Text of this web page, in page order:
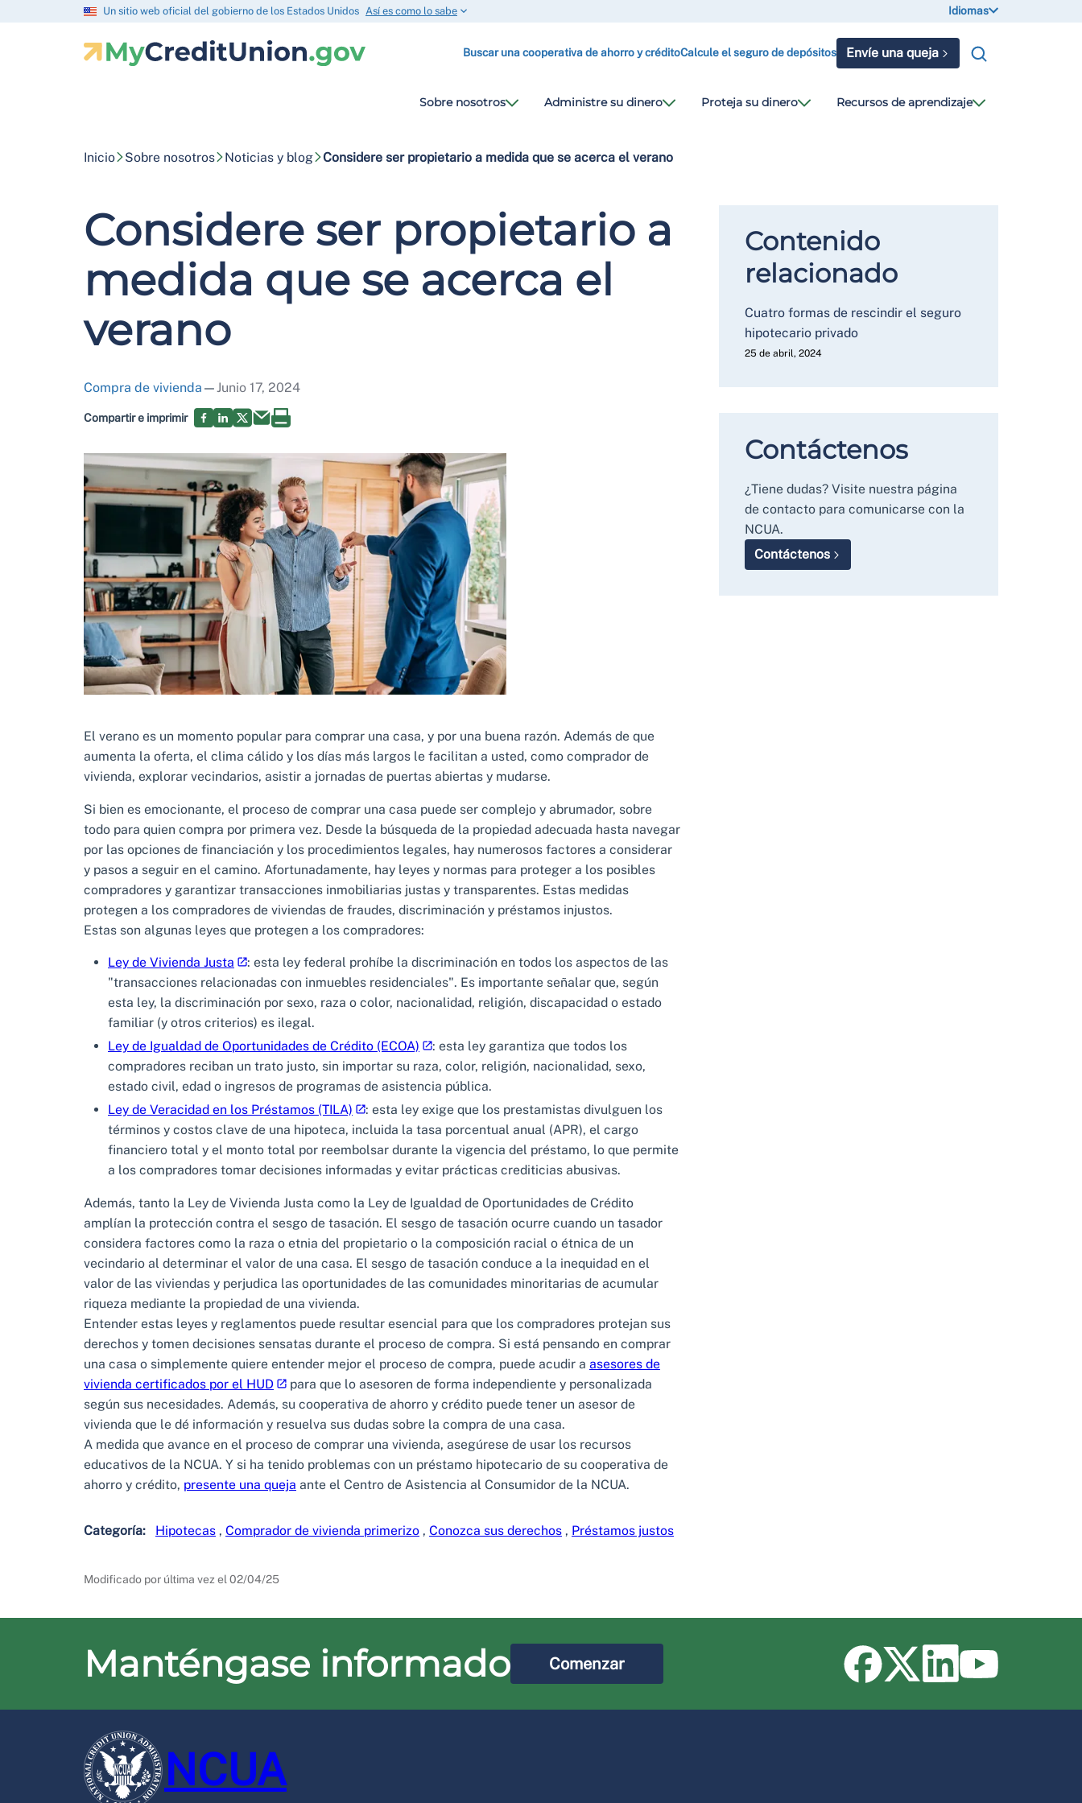
Un sitio web oficial del gobierno de los Estados Unidos Así es como lo sabe Idiomas
Buscar una cooperativa de ahorro y créditoCalcule el seguro de depósitos Envíe una queja
Sobre nosotros Administre su dinero Proteja su dinero Recursos de aprendizaje
Inicio Sobre nosotros Noticias y blog Considere ser propietario a medida que se acerca el verano
Considere ser propietario a
medida que se acerca el
verano
Compra de vivienda — Junio 17, 2024
Compartir e imprimir
El verano es un momento popular para comprar una casa, y por una buena razón. Además de que
aumenta la oferta, el clima cálido y los días más largos le facilitan a usted, como comprador de
vivienda, explorar vecindarios, asistir a jornadas de puertas abiertas y mudarse.
Si bien es emocionante, el proceso de comprar una casa puede ser complejo y abrumador, sobre
todo para quien compra por primera vez. Desde la búsqueda de la propiedad adecuada hasta navegar
por las opciones de financiación y los procedimientos legales, hay numerosos factores a considerar
y pasos a seguir en el camino. Afortunadamente, hay leyes y normas para proteger a los posibles
compradores y garantizar transacciones inmobiliarias justas y transparentes. Estas medidas
protegen a los compradores de viviendas de fraudes, discriminación y préstamos injustos.
Estas son algunas leyes que protegen a los compradores:
Ley de Vivienda Justa
: esta ley federal prohíbe la discriminación en todos los aspectos de las
"transacciones relacionadas con inmuebles residenciales". Es importante señalar que, según
esta ley, la discriminación por sexo, raza o color, nacionalidad, religión, discapacidad o estado
familiar (y otros criterios) es ilegal.
Ley de Igualdad de Oportunidades de Crédito (ECOA)
: esta ley garantiza que todos los
compradores reciban un trato justo, sin importar su raza, color, religión, nacionalidad, sexo,
estado civil, edad o ingresos de programas de asistencia pública.
Ley de Veracidad en los Préstamos (TILA)
: esta ley exige que los prestamistas divulguen los
términos y costos clave de una hipoteca, incluida la tasa porcentual anual (APR), el cargo
financiero total y el monto total por reembolsar durante la vigencia del préstamo, lo que permite
a los compradores tomar decisiones informadas y evitar prácticas crediticias abusivas.
Además, tanto la Ley de Vivienda Justa como la Ley de Igualdad de Oportunidades de Crédito
amplían la protección contra el sesgo de tasación. El sesgo de tasación ocurre cuando un tasador
considera factores como la raza o etnia del propietario o la composición racial o étnica de un
vecindario al determinar el valor de una casa. El sesgo de tasación conduce a la inequidad en el
valor de las viviendas y perjudica las oportunidades de las comunidades minoritarias de acumular
riqueza mediante la propiedad de una vivienda.
Entender estas leyes y reglamentos puede resultar esencial para que los compradores protejan sus
derechos y tomen decisiones sensatas durante el proceso de compra. Si está pensando en comprar
una casa o simplemente quiere entender mejor el proceso de compra, puede acudir a asesores de
vivienda certificados por el HUD
para que lo asesoren de forma independiente y personalizada
según sus necesidades. Además, su cooperativa de ahorro y crédito puede tener un asesor de
vivienda que le dé información y resuelva sus dudas sobre la compra de una casa.
A medida que avance en el proceso de comprar una vivienda, asegúrese de usar los recursos
educativos de la NCUA. Y si ha tenido problemas con un préstamo hipotecario de su cooperativa de
ahorro y crédito, presente una queja ante el Centro de Asistencia al Consumidor de la NCUA.
Categoría: Hipotecas , Comprador de vivienda primerizo , Conozca sus derechos , Préstamos justos
Contenido
relacionado
Cuatro formas de rescindir el seguro
hipotecario privado
25 de abril, 2024
Contáctenos
¿Tiene dudas? Visite nuestra página
de contacto para comunicarse con la
NCUA.
Contáctenos
Modificado por última vez el 02/04/25
Manténgase informado Comenzar
NCUA